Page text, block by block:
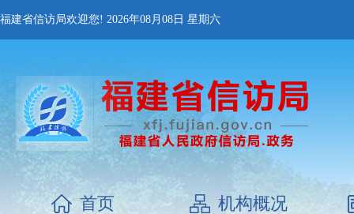
福建省信访局欢迎您! 2026年08月08日 星期六
首页 机构概况